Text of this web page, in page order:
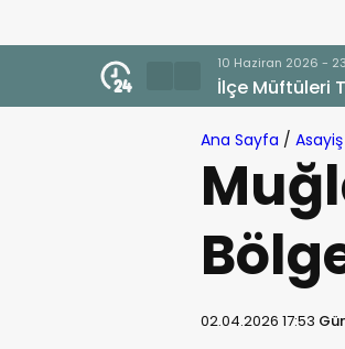
10 Haziran 2026 -
İlçe Müftüleri
Ana Sayfa / Asayiş
02.04.2026 17:53